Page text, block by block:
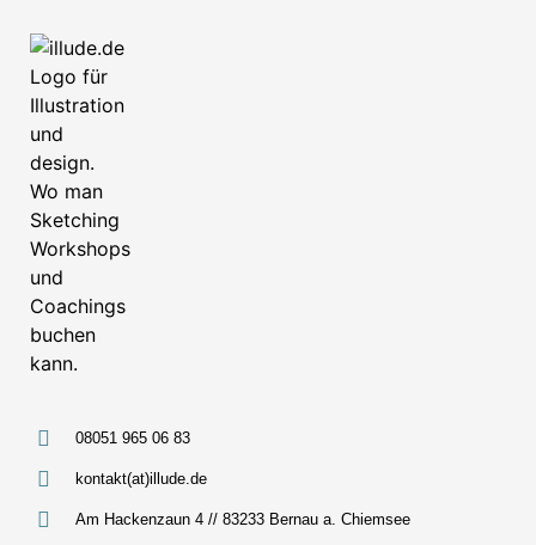
08051 965 06 83
kontakt(at)illude.de
Am Hackenzaun 4 // 83233 Bernau a. Chiemsee